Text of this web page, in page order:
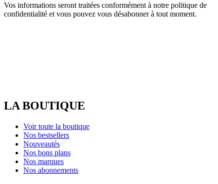
Vos informations seront traitées conformément à notre politique de
confidentialité et vous pouvez vous désabonner à tout moment.
LA BOUTIQUE
Voir toute la boutique
Nos bestsellers
Nouveautés
Nos bons plans
Nos marques
Nos abonnements